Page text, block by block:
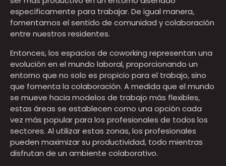
específicamente para trabajar. De igual manera,
fomentamos el sentido de comunidad y colaboración
entre nuestros residentes.
Entonces, los espacios de coworking representan una
evolución en el mundo laboral, proporcionando un
entorno que no solo es propicio para el trabajo, sino
que fomenta la colaboración. A medida que el mundo
se mueve hacia modelos de trabajo más flexibles,
estas áreas se establecen como una opción cada
vez más popular para los profesionales de todos los
sectores. Al utilizar estas zonas, los profesionales
pueden maximizar su productividad, todo mientras
disfrutan de un ambiente colaborativo.